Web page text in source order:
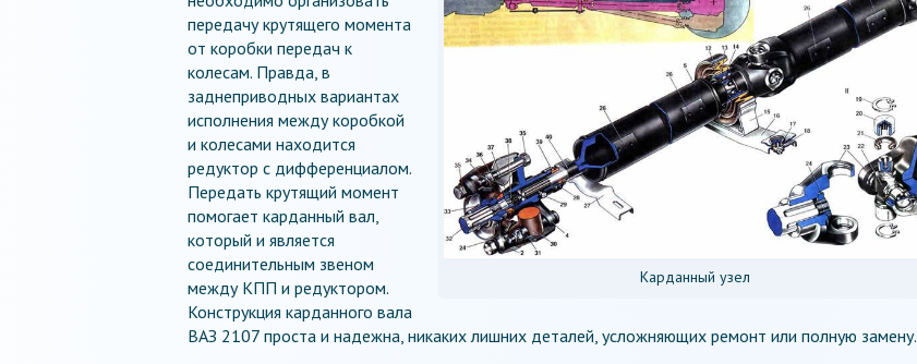
Карданный узел
передачу крутящего момента
от коробки передач к
колесам. Правда, в
заднеприводных вариантах
исполнения между коробкой
и колесами находится
редуктор с дифференциалом.
Передать крутящий момент
помогает карданный вал,
который и является
соединительным звеном
между КПП и редуктором.
Конструкция карданного вала
ВАЗ 2107 проста и надежна, никаких лишних деталей, усложняющих ремонт или полную замену.